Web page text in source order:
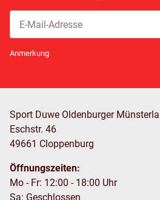
Anmerkung
Sport Duwe Oldenburger
Eschstr. 46
49661 Cloppenburg
Öffnungszeiten:
Mo - Fr: 12:00 - 18:00 Uhr
Sa: Geschlossen